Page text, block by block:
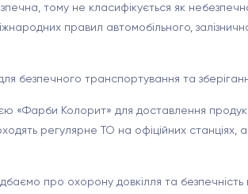
тому не класифікується як
правил автомобільного,
безпечного транспортування та
«Фарби Колорит» для доставлення
регулярне ТО на офіційних станціях,
про охорону довкілля та безпечність